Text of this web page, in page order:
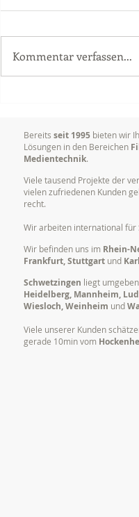
Postproduktion
Kommentar verfassen...
Bereits seit 1995 bieten wir
Lösungen in den Bereichen
Medientechnik.
Viele tausend Projekte der
vielen zufriedenen Kunden
recht.
Wir arbeiten international für
Wir befinden uns im Rhein-
Frankfurt, Stuttgart und
Schwetzingen liegt
Heidelberg, Mannheim,
Wiesloch, Weinheim und
Viele unserer Kunden
gerade 10min vom